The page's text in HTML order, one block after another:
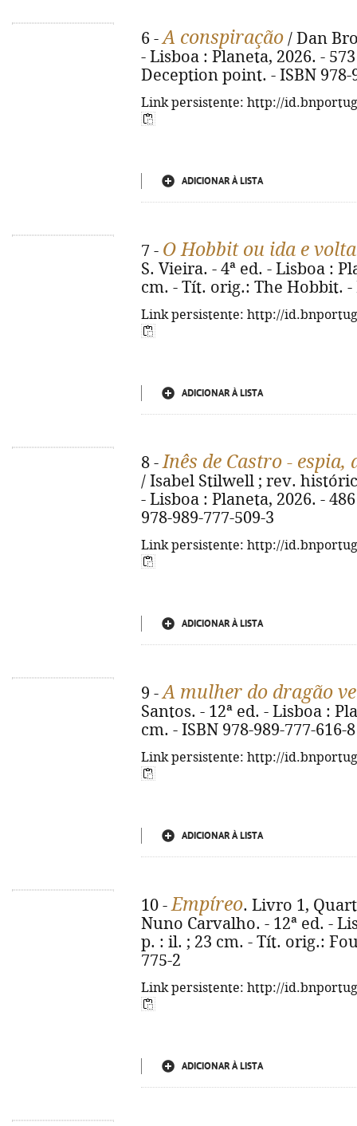
6 -A conspiração / Dan
- Lisboa : Planeta, 2026. -
Deception point. - ISBN 978-
Link persistente: http://
ADICIONAR À LISTA
7 - O Hobbit ou ida e volta
S. Vieira. - 4ª ed. - Lisboa :
cm. - Tít. orig.: The Hobbit. -
Link persistente: http://
ADICIONAR À LISTA
8 -Inês de Castro -
/ Isabel Stilwell ; rev.
- Lisboa : Planeta, 2026. -
978-989-777-509-3
Link persistente: http://
ADICIONAR À LISTA
9 -A mulher do dragão
Santos. - 12ª ed. - Lisboa :
cm. - ISBN 978-989-777-616-8
Link persistente: http://
ADICIONAR À LISTA
10 -Empíreo. Livro 1,
Nuno Carvalho. - 12ª ed. -
p. : il. ; 23 cm. - Tít. orig.:
775-2
Link persistente: http://
ADICIONAR À LISTA